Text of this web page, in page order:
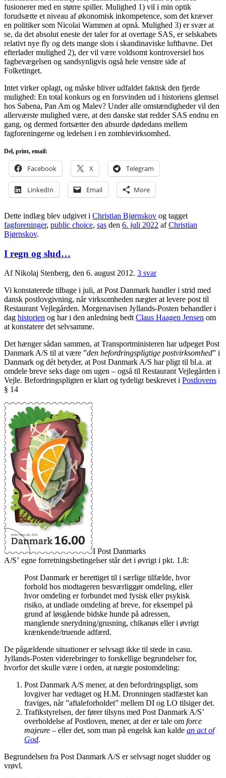
fusionerer med en større spiller. Mulighed 1) vil i min optik
forudsætte et niveau af økonomisk inkompetence, som det kræver
en politiker som Nicolai Wammen at opnå. Mulighed 3) er svær at
se, da det absolut eneste der taler for at overtage SAS, er selskabets
relativt nye fly og dets mange slots i skandinaviske lufthavne. Det
efterlader mulighed 2), der vil være voldsomt kontroversiel hos
fagbevægelsen og sandsynligvis også hele venstre side af
Folketinget.
Intet virker oplagt, og måske bliver udfaldet faktisk den fjerde
mulighed: En total konkurs og en forsvinden ud i historiens glemsel
hos Sabena, Pan Am og Malev? Under alle omstændigheder vil den
allerværste mulighed være, at den danske stat redder SAS endnu en
gang, og dermed fortsætter den absurde dødedans mellem
fagforeningerne og ledelsen i en zombievirksomhed.
Del, print, email:
Facebook X Telegram
LinkedIn Email More
Dette indlæg blev udgivet i Christian Bjørnskov og tagget
fagforeninger, public choice, sas den 6. juli 2022 afChristian
Bjørnskov.
I regn og slud…
Af Nikolaj Stenberg, den 6. august 2012. 3 svar
Vi konstaterede tilbage i juli, at Post Danmark handler i strid med
dansk postlovgivning, når virksomheden nægter at levere post til
Restaurant Vejlegården. Morgenavisen Jyllands-Posten behandler i
dag historien og har i den anledning bedt Claus Haagen Jensen om
at konstatere det selvsamme.
Det hænger sådan sammen, at Transportministeren har udpeget Post
Danmark A/S til at være ”den befordringspligtige postvirksomhed” i
Danmark og dét betyder, at Post Danmark A/S har pligt til bl.a. at
omdele breve seks dage om ugen – også til Restaurant Vejlegården i
Vejle. Befordringspligten er klart og tydeligt beskrevet i Postlovens
§ 14
I Post Danmarks
A/S’ egne forretningsbetingelser står det i øvrigt i pkt. 1.8:
Post Danmark er berettiget til i særlige tilfælde, hvor
forhold hos modtageren besværliggør omdeling, eller
hvor omdeling er forbundet med fysisk eller psykisk
risiko, at undlade omdeling af breve, for eksempel på
grund af løsgående bidske hunde på adressen,
manglende snerydning/grusning, chikanøs eller i øvrigt
krænkende/truende adfærd.
De pågældende situationer er selvsagt ikke til stede in casu.
Jyllands-Posten viderebringer to forskellige begrundelser for,
hvorfor det skulle være i orden, at nægte postomdeling:
Post Danmark A/S mener, at den befordringspligt, som
lovgiver har vedtaget og H.M. Dronningen stadfæstet kan
fraviges, når ”aftaleforholdet” mellem DI og LO tilsiger det.
Trafikstyrelsen, der fører tilsyns med Post Danmark A/S’
overholdelse af Postloven, mener, at der er tale om force
majeure – eller det, som man på engelsk kan kalde an act of
God.
Begrundelsen fra Post Danmark A/S er selvsagt noget sludder og
vrøvl.